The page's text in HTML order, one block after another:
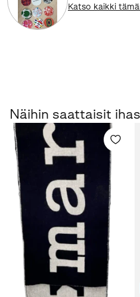
Katso kaikki
Näihin saattaisit